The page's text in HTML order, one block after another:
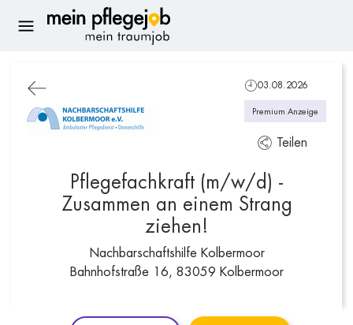
Pflegefachkraft (m/w/d) -
Zusammen an einem Strang
ziehen!
Nachbarschaftshilfe Kolbermoor
Bahnhofstraße 16, 83059 Kolbermoor
03.08.2026
Premium Anzeige
Teilen